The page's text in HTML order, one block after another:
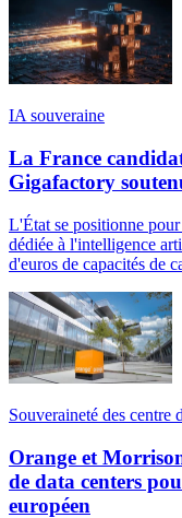
IA souveraine
La France
Gigafactory
L'État se positionne
dédiée à l'intelligence
d'euros de capacités de
Souveraineté des centre
Orange et
de data centers
européen